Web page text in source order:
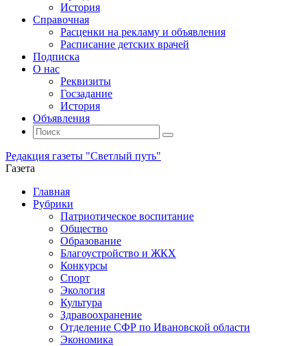
История
Справочная
Расценки на рекламу и объявления
Расписание детских врачей
Подписка
О нас
Реквизиты
Госзадание
История
Объявления
Поиск
Искать:
Поиск
Редакция газеты "Светлый путь"
Газета
Промотать
содержимому
Главная
Рубрики
Патриотическое воспитание
Общество
Образование
Благоустройство и ЖКХ
Конкурсы
Спорт
Экология
Культура
Здравоохранение
Отделение СФР по Ивановской области
Экономика